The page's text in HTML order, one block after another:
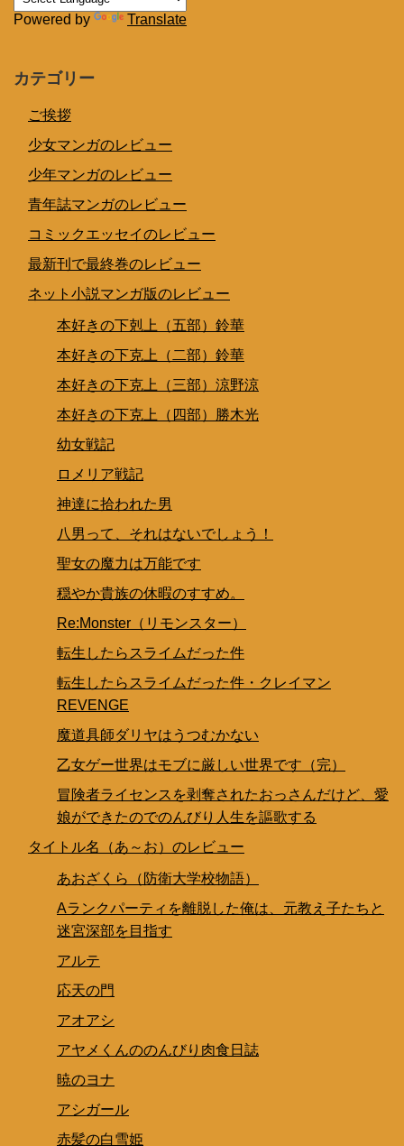
Powered by Translate
カテゴリー
ご挨拶
少女マンガのレビュー
少年マンガのレビュー
青年誌マンガのレビュー
コミックエッセイのレビュー
最新刊で最終巻のレビュー
ネット小説マンガ版のレビュー
本好きの下剋上（五部）鈴華
本好きの下克上（二部）鈴華
本好きの下克上（三部）涼野涼
本好きの下克上（四部）勝木光
幼女戦記
ロメリア戦記
神達に拾われた男
八男って、それはないでしょう！
聖女の魔力は万能です
穏やか貴族の休暇のすすめ。
Re:Monster（リモンスター）
転生したらスライムだった件
転生したらスライムだった件・クレイマン
REVENGE
魔道具師ダリヤはうつむかない
乙女ゲー世界はモブに厳しい世界です（完）
冒険者ライセンスを剥奪されたおっさんだけど、愛
娘ができたのでのんびり人生を謳歌する
タイトル名（あ～お）のレビュー
あおざくら（防衛大学校物語）
Aランクパーティを離脱した俺は、元教え子たちと
迷宮深部を目指す
アルテ
応天の門
アオアシ
アヤメくんののんびり肉食日誌
暁のヨナ
アシガール
赤髪の白雪姫